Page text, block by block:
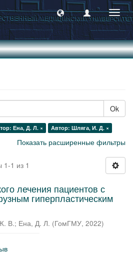
Ok
Ена, Д. Л. × Автор: Шляга, И. Д. ×
Показать расширенные фильтры
1 из 1
лечения пациентов с
гиперпластическим
В.; Ена, Д. Л. (ГомГМУ, 2022)